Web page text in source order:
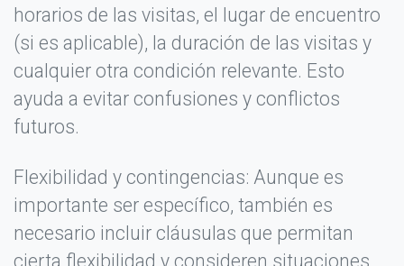
horarios de las visitas, el lugar de encuentro
(si es aplicable), la duración de las visitas y
cualquier otra condición relevante. Esto
ayuda a evitar confusiones y conflictos
futuros.
Flexibilidad y contingencias: Aunque es
importante ser específico, también es
necesario incluir cláusulas que permitan
cierta flexibilidad y consideren situaciones